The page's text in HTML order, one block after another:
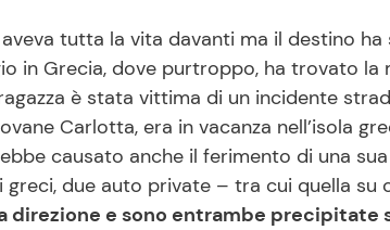
tutta la vita davanti ma il destino
in Grecia, dove purtroppo, ha trovato
è stata vittima di un incidente
Carlotta, era in vacanza nell’isola
causato anche il ferimento di una
greci, due auto private – tra cui quella su
direzione e sono entrambe precipitate